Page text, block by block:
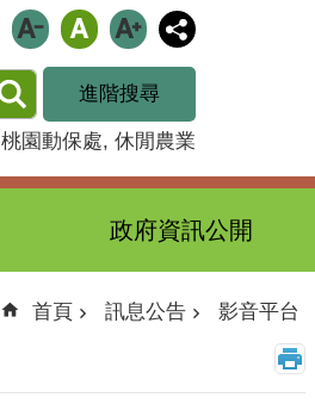
進階搜尋
桃園動保處 休閒農業
政府資訊公開
首頁 訊息公告 影音平台